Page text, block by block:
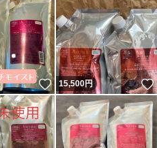
いいね！
15,500円